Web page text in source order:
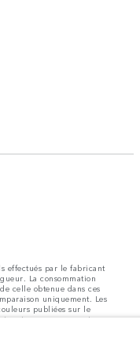
effectués par le fabricant
La consommation
celle obtenue dans ces
uniquement. Les
publiées sur le
et ne comprennent pas